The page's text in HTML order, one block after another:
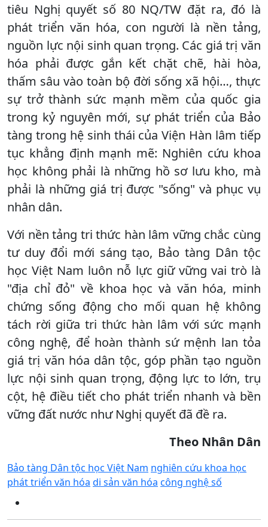
tiêu Nghị quyết số 80 NQ/TW đặt ra, đó là
phát triển văn hóa, con người là nền tảng,
nguồn lực nội sinh quan trọng. Các giá trị văn
hóa phải được gắn kết chặt chẽ, hài hòa,
thấm sâu vào toàn bộ đời sống xã hội…, thực
sự trở thành sức mạnh mềm của quốc gia
trong kỷ nguyên mới, sự phát triển của Bảo
tàng trong hệ sinh thái của Viện Hàn lâm tiếp
tục khẳng định mạnh mẽ: Nghiên cứu khoa
học không phải là những hồ sơ lưu kho, mà
phải là những giá trị được "sống" và phục vụ
nhân dân.
Với nền tảng tri thức hàn lâm vững chắc cùng
tư duy đổi mới sáng tạo, Bảo tàng Dân tộc
học Việt Nam luôn nỗ lực giữ vững vai trò là
"địa chỉ đỏ" về khoa học và văn hóa, minh
chứng sống động cho mối quan hệ không
tách rời giữa tri thức hàn lâm với sức mạnh
công nghệ, để hoàn thành sứ mệnh lan tỏa
giá trị văn hóa dân tộc, góp phần tạo nguồn
lực nội sinh quan trọng, động lực to lớn, trụ
cột, hệ điều tiết cho phát triển nhanh và bền
vững đất nước như Nghị quyết đã đề ra.
Theo Nhân Dân
Bảo tàng Dân tộc học Việt Nam nghiên cứu khoa học
phát triển văn hóa di sản văn hóa công nghệ số